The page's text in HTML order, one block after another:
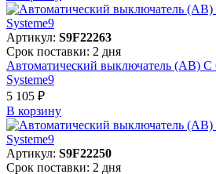
Артикул: S9F22263
Срок поставки: 2 дня
Автоматический выключатель (АВ) C
Systeme9
5 105 ₽
В корзинy
Артикул: S9F22250
Срок поставки: 2 дня